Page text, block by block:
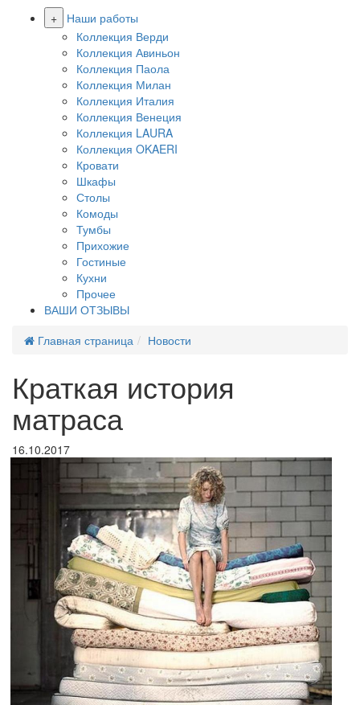
+
Наши работы
Коллекция Верди
Коллекция Авиньон
Коллекция Паола
Коллекция Милан
Коллекция Италия
Коллекция Венеция
Коллекция LAURA
Коллекция OKAERI
Кровати
Шкафы
Столы
Комоды
Тумбы
Прихожие
Гостиные
Кухни
Прочее
ВАШИ ОТЗЫВЫ
Главная страница
Новости
Краткая история
матраса
16.10.2017